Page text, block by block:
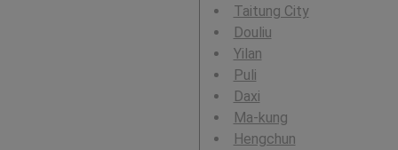
Taitung City
Douliu
Yilan
Puli
Daxi
Ma-kung
Hengchun